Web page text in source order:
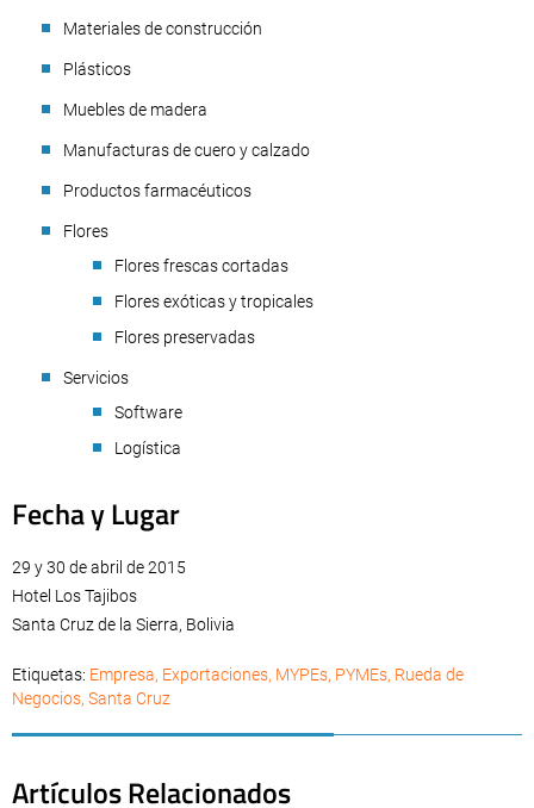
Materiales de construcción
Plásticos
Muebles de madera
Manufacturas de cuero y calzado
Productos farmacéuticos
Flores
Flores frescas cortadas
Flores exóticas y tropicales
Flores preservadas
Servicios
Software
Logística
Fecha y Lugar
29 y 30 de abril de 2015
Hotel Los Tajibos
Santa Cruz de la Sierra, Bolivia
Etiquetas: Empresa, Exportaciones, MYPEs, PYMEs, Rueda de
Negocios, Santa Cruz
Artículos Relacionados